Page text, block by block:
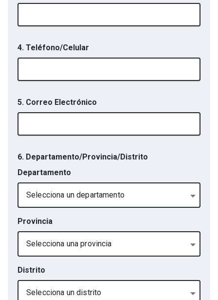
4. Teléfono/Celular
5. Correo Electrónico
6. Departamento/Provincia/Distrito
Departamento
Selecciona un departamento
Provincia
Selecciona una provincia
Distrito
Selecciona un distrito